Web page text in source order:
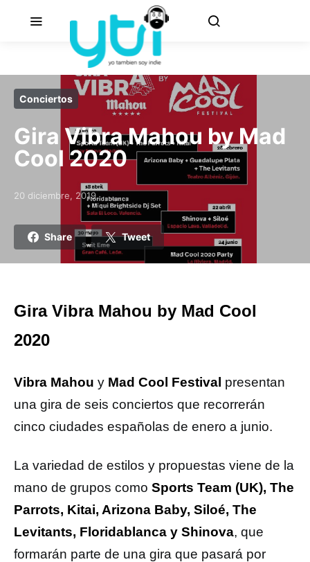
Conciertos
Gira Vibra Mahou by Mad
Cool 2020
Posted on
20 diciembre, 2019
Share Tweet
Gira Vibra Mahou by Mad Cool
2020
Vibra Mahou y Mad Cool Festival presentan
una gira de seis conciertos que recorrerán
cinco ciudades españolas de enero a junio.
La variedad de estilos y propuestas viene de la
mano de grupos como Sports Team (UK), The
Parrots, Kitai, Arizona Baby, Siloé, The
Levitants, Floridablanca y Shinova, que
formarán parte de una gira que pasará por